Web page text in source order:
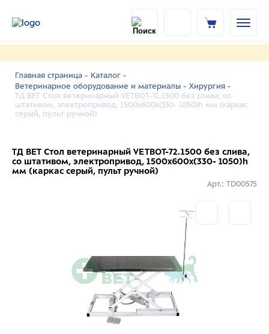
Главная страница - Каталог -
Ветеринарное оборудование и материалы - Хирургия -
ТД ВЕТ Стол ветеринарный VETBOT-72.1500 без слива, со
штативом, электропривод, 1500x600x(330- 1050)h мм (каркас
серый, пульт ручной)
ТД ВЕТ Стол ветеринарный VETBOT-72.1500 без слива,
со штативом, электропривод, 1500x600x(330- 1050)h
мм (каркас серый, пульт ручной)
Арт.: TD00575